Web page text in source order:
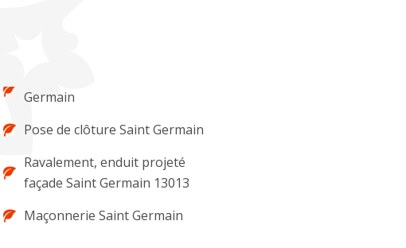
Germain
Pose de clôture Saint Germain
Ravalement, enduit projeté
façade Saint Germain 13013
Maçonnerie Saint Germain